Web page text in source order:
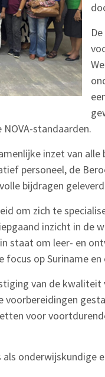
standaarden.
inzet van
personeel, de
bijdragen
om zich te
inzicht in de
staat om leer- en
op Suriname
van de
voorbereidingen
voor
onderwijskundige